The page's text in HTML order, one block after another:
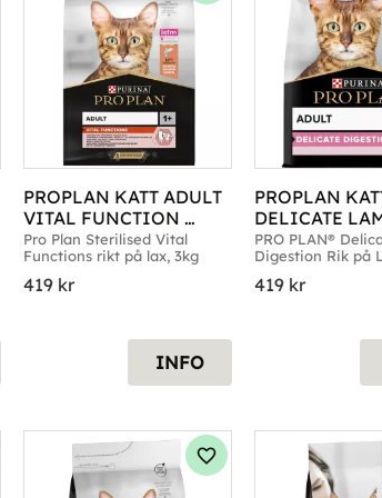
PROPLAN KATT ADULT
VITAL FUNCTION
SALMON 3KG
Pro Plan Sterilised Vital
Functions rikt på lax, 3kg
419kr
INFO
PROPLAN
DELICATE
PRO PLAN®
Digestion Rik på
419 kr
till i favoriter Lägg till i favoriter